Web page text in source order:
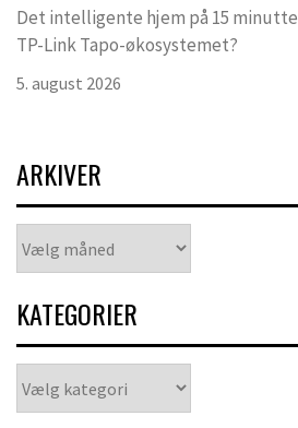
Det intelligente hjem på 15
TP-Link Tapo-økosystemet?
5. august 2026
ARKIVER
KATEGORIER